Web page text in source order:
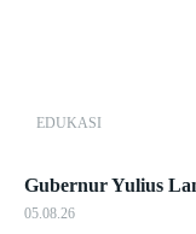
EDUKASI
Gubernur Yulius
05.08.26